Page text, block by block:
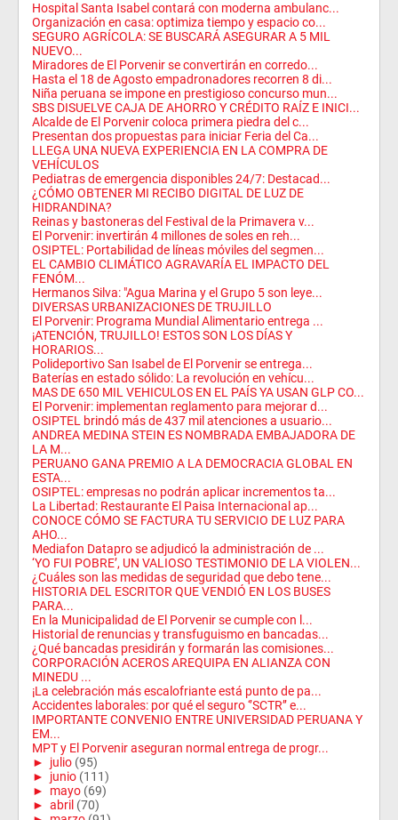
Hospital Santa Isabel contará con moderna ambulanc...
Organización en casa: optimiza tiempo y espacio co...
SEGURO AGRÍCOLA: SE BUSCARÁ ASEGURAR A 5 MIL
NUEVO...
Miradores de El Porvenir se convertirán en corredo...
Hasta el 18 de Agosto empadronadores recorren 8 di...
Niña peruana se impone en prestigioso concurso mun...
SBS DISUELVE CAJA DE AHORRO Y CRÉDITO RAÍZ E INICI...
Alcalde de El Porvenir coloca primera piedra del c...
Presentan dos propuestas para iniciar Feria del Ca...
LLEGA UNA NUEVA EXPERIENCIA EN LA COMPRA DE
VEHÍCULOS
Pediatras de emergencia disponibles 24/7: Destacad...
¿CÓMO OBTENER MI RECIBO DIGITAL DE LUZ DE
HIDRANDINA?
Reinas y bastoneras del Festival de la Primavera v...
El Porvenir: invertirán 4 millones de soles en reh...
OSIPTEL: Portabilidad de líneas móviles del segmen...
EL CAMBIO CLIMÁTICO AGRAVARÍA EL IMPACTO DEL
FENÓM...
Hermanos Silva: "Agua Marina y el Grupo 5 son leye...
DIVERSAS URBANIZACIONES DE TRUJILLO
El Porvenir: Programa Mundial Alimentario entrega ...
¡ATENCIÓN, TRUJILLO! ESTOS SON LOS DÍAS Y
HORARIOS...
Polideportivo San Isabel de El Porvenir se entrega...
Baterías en estado sólido: La revolución en vehícu...
MAS DE 650 MIL VEHICULOS EN EL PAÍS YA USAN GLP CO...
El Porvenir: implementan reglamento para mejorar d...
OSIPTEL brindó más de 437 mil atenciones a usuario...
ANDREA MEDINA STEIN ES NOMBRADA EMBAJADORA DE
LA M...
PERUANO GANA PREMIO A LA DEMOCRACIA GLOBAL EN
ESTA...
OSIPTEL: empresas no podrán aplicar incrementos ta...
La Libertad: Restaurante El Paisa Internacional ap...
CONOCE CÓMO SE FACTURA TU SERVICIO DE LUZ PARA
AHO...
Mediafon Datapro se adjudicó la administración de ...
‘YO FUI POBRE’, UN VALIOSO TESTIMONIO DE LA VIOLEN...
¿Cuáles son las medidas de seguridad que debo tene...
HISTORIA DEL ESCRITOR QUE VENDIÓ EN LOS BUSES
PARA...
En la Municipalidad de El Porvenir se cumple con l...
Historial de renuncias y transfuguismo en bancadas...
¿Qué bancadas presidirán y formarán las comisiones...
CORPORACIÓN ACEROS AREQUIPA EN ALIANZA CON
MINEDU ...
¡La celebración más escalofriante está punto de pa...
Accidentes laborales: por qué el seguro ‘’SCTR’’ e...
IMPORTANTE CONVENIO ENTRE UNIVERSIDAD PERUANA Y
EM...
MPT y El Porvenir aseguran normal entrega de progr...
► julio (95)
► junio (111)
► mayo (69)
► abril (70)